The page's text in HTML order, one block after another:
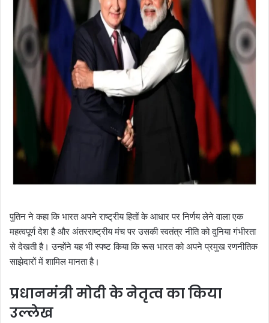
पुतिन ने कहा कि भारत अपने राष्ट्रीय हितों के आधार पर निर्णय लेने वाला एक
महत्वपूर्ण देश है और अंतरराष्ट्रीय मंच पर उसकी स्वतंत्र नीति को दुनिया गंभीरता
से देखती है। उन्होंने यह भी स्पष्ट किया कि रूस भारत को अपने प्रमुख रणनीतिक
साझेदारों में शामिल मानता है।
प्रधानमंत्री मोदी के नेतृत्व का किया
उल्लेख